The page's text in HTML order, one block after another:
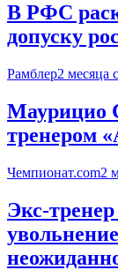
В РФС
допуску
Рамблер2 месяца
Маурицио
тренером
Чемпионат.com2
Экс-